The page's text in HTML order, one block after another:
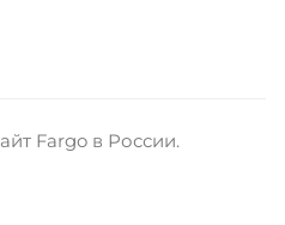
Fargo в России.